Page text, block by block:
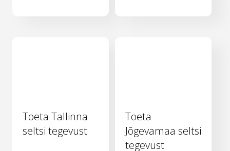
Toeta Tallinna
seltsi tegevust
Toeta
Jõgevamaa seltsi
tegevust